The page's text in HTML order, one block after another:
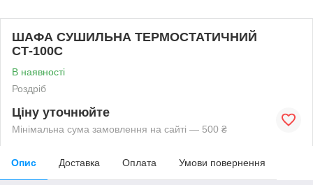
ШАФА СУШИЛЬНА ТЕРМОСТАТИЧНИЙ
СТ-100С
В наявності
Роздріб
Ціну уточнюйте
Мінімальна сума замовлення на сайті — 500 ₴
Опис Доставка Оплата Умови повернення